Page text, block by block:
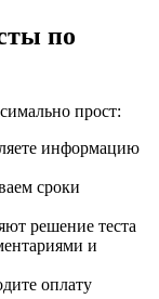
по
прост:
информацию
сроки
решение теста
и
оплату